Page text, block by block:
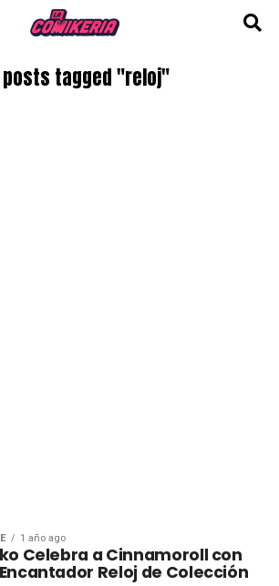
posts tagged "reloj"
1 año ago
Celebra a Cinnamoroll con
Reloj de Colección